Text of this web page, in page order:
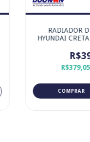
RADIADOR
HYUNDAI